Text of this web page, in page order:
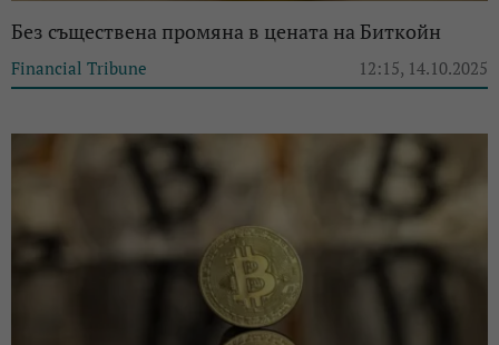
Без съществена промяна в цената на Биткойн
Financial Tribune 12:15, 14.10.2025